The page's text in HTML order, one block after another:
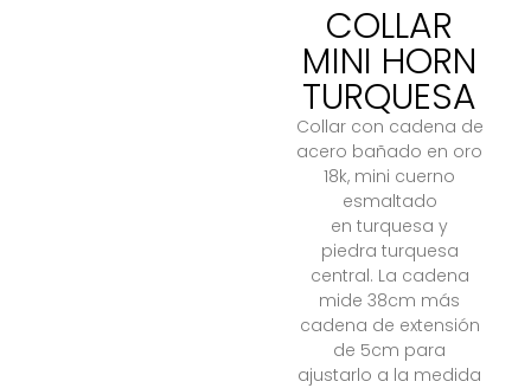
COLLAR
MINI HORN
TURQUESA
Collar con cadena de
acero bañado en oro
18k, mini cuerno
esmaltado
enturquesa y
piedra turquesa
central. La cadena
mide 38cm más
cadena de extensión
de 5cm para
ajustarlo a la medida